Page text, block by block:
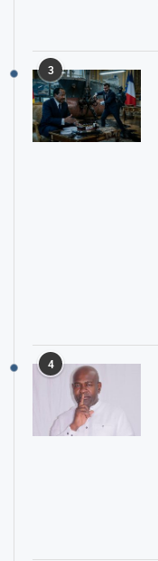
3
4